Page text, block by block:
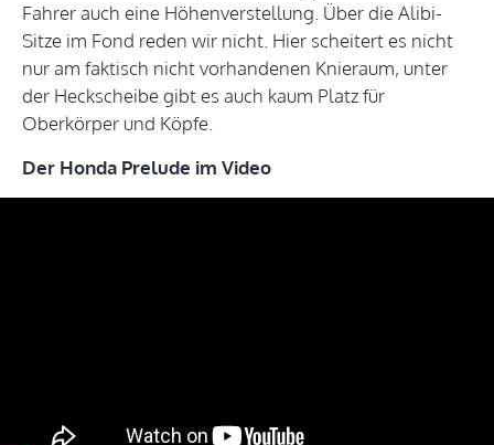
Fahrer auch eine Höhenverstellung. Über die Alibi-
Sitze im Fond reden wir nicht. Hier scheitert es nicht
nur am faktisch nicht vorhandenen Knieraum, unter
der Heckscheibe gibt es auch kaum Platz für
Oberkörper und Köpfe.
Der Honda Prelude im Video